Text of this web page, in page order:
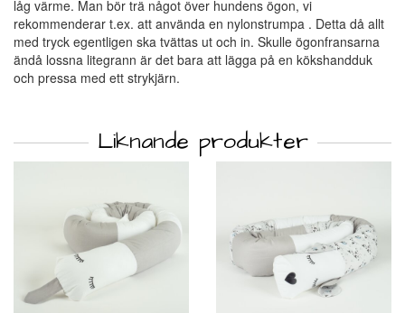
låg värme. Man bör trä något över hundens ögon, vi
rekommenderar t.ex. att använda en nylonstrumpa . Detta då allt
med tryck egentligen ska tvättas ut och in. Skulle ögonfransarna
ändå lossna litegrann är det bara att lägga på en kökshandduk
och pressa med ett strykjärn.
Liknande produkter